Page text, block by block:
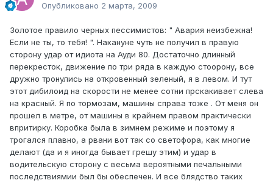
Опубликовано 2 марта, 2009
Золотое правило черных пессимистов: " Авария неизбежна!
Если не ты, то тебя! ". Накануне чуть не получил в правую
сторону удар от идиота на Ауди 80. Достаточно длинный
перекресток, движение по три ряда в каждую стоорону, все
дружно тронулись на откровенный зеленый, я в левом. И тут
этот дибилоид на скорости не менее сотни прскакивает слева
на красный. Я по тормозам, машины справа тоже . От меня он
прошел в метре, от машины в крайнем правом практически
впритирку. Коробка была в зимнем режиме и поэтому я
трогался плавно, а рвани вот так со светофора, как многие
делают (да и я иногда бывает грешу этим) и удар в
водительскую сторону с весьма вероятными печальными
последствиямии был бы обеспечен. И все блядство таких